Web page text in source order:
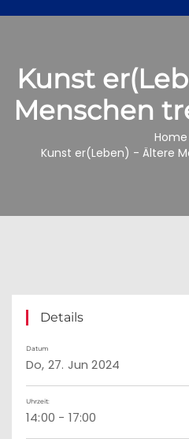
Kunst
Menschen
Home
Kunst er(Leben) - Ältere
Details
Datum
Do, 27. Jun 2024
Uhrzeit:
14:00 - 17:00